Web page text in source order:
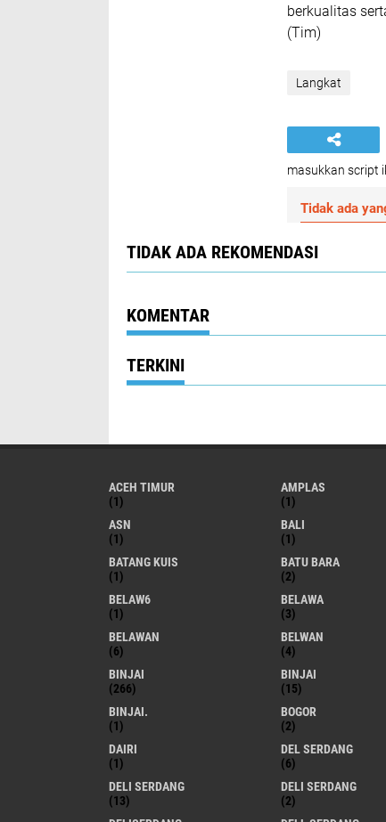
berkualitas
(Tim)
Langkat
masukkan script
Tidak ada
TIDAK ADA REKOMENDASI
KOMENTAR
TERKINI
ACEH TIMUR
(1)
AMPLAS
(1)
ASN
(1)
BALI
(1)
BATANG KUIS
(1)
BATU BARA
(2)
BELAW6
(1)
BELAWA
(3)
BELAWAN
(6)
BELWAN
(4)
BINJAI
(266)
BINJAI
(15)
BINJAI.
(1)
BOGOR
(2)
DAIRI
(1)
DEL SERDANG
(6)
DELI SERDANG
(13)
DELI SERDANG
(2)